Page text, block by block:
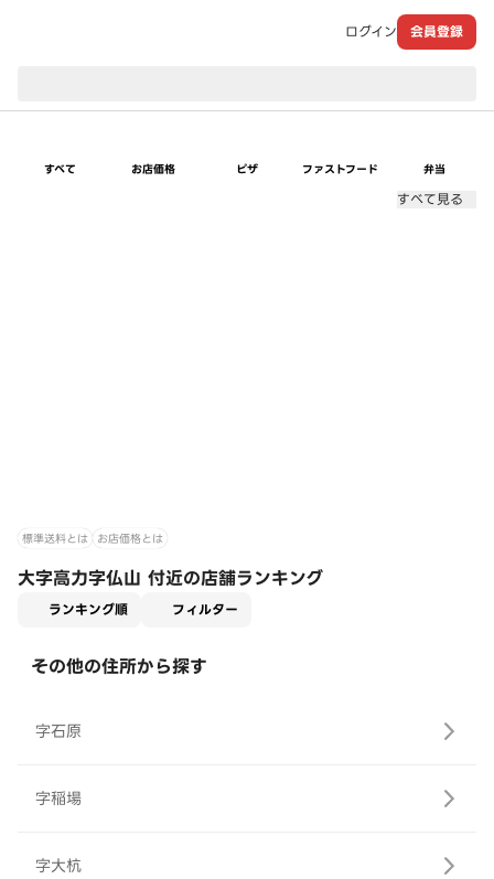
ログイン 会員登録
すべて お店価格 ピザ ファストフード 弁当
すべて見る
標準送料とは お店価格とは
大字高力字仏山 付近の店舗ランキング
ランキング順 フィルター
その他の住所から探す
字石原
字稲場
字大杭